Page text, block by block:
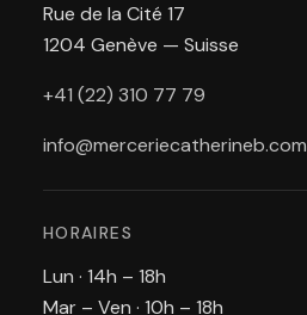
Rue de la Cité 17
1204 Genève — Suisse
+41 (22) 310 77 79
info@merceriecatherineb.com
HORAIRES
Lun · 14h – 18h
Mar – Ven · 10h – 18h